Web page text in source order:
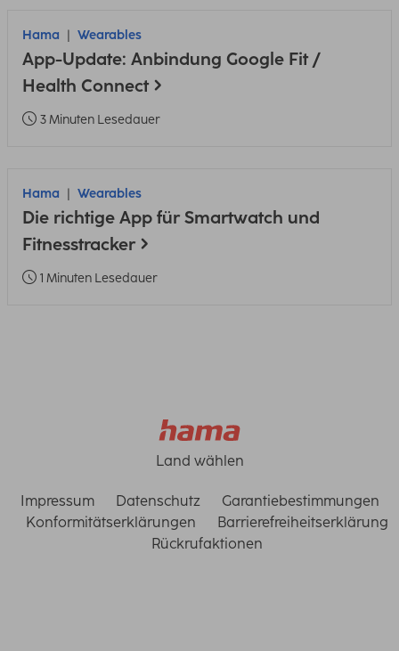
Hama Wearables
App-Update: Anbindung Google Fit /
Health Connect
3 Minuten Lesedauer
Hama Wearables
Die richtige App für Smartwatch und
Fitnesstracker
1 Minuten Lesedauer
Land wählen
Impressum Datenschutz
Garantiebestimmungen
Konformitätserklärungen
Barrierefreiheitserklärung
Rückrufaktionen